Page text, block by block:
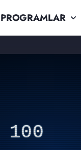
PROGRAMLAR
100